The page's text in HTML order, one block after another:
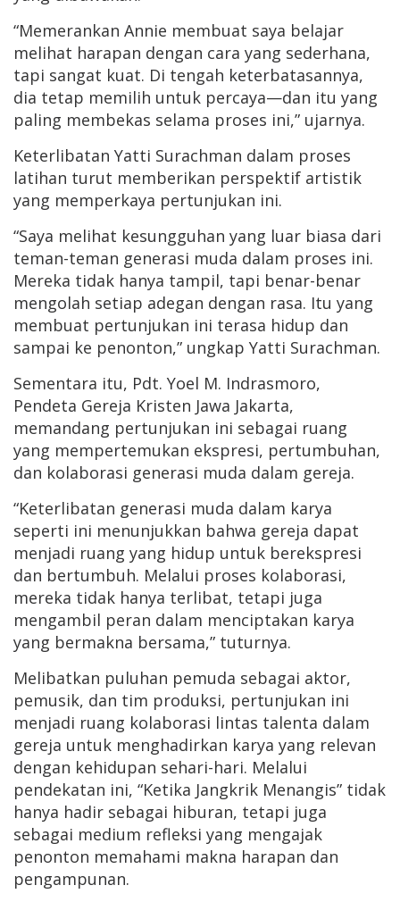
“Memerankan Annie membuat saya belajar
melihat harapan dengan cara yang sederhana,
tapi sangat kuat. Di tengah keterbatasannya,
dia tetap memilih untuk percaya—dan itu yang
paling membekas selama proses ini,” ujarnya.
Keterlibatan Yatti Surachman dalam proses
latihan turut memberikan perspektif artistik
yang memperkaya pertunjukan ini.
“Saya melihat kesungguhan yang luar biasa dari
teman-teman generasi muda dalam proses ini.
Mereka tidak hanya tampil, tapi benar-benar
mengolah setiap adegan dengan rasa. Itu yang
membuat pertunjukan ini terasa hidup dan
sampai ke penonton,” ungkap Yatti Surachman.
Sementara itu, Pdt. Yoel M. Indrasmoro,
Pendeta Gereja Kristen Jawa Jakarta,
memandang pertunjukan ini sebagai ruang
yang mempertemukan ekspresi, pertumbuhan,
dan kolaborasi generasi muda dalam gereja.
“Keterlibatan generasi muda dalam karya
seperti ini menunjukkan bahwa gereja dapat
menjadi ruang yang hidup untuk berekspresi
dan bertumbuh. Melalui proses kolaborasi,
mereka tidak hanya terlibat, tetapi juga
mengambil peran dalam menciptakan karya
yang bermakna bersama,” tuturnya.
Melibatkan puluhan pemuda sebagai aktor,
pemusik, dan tim produksi, pertunjukan ini
menjadi ruang kolaborasi lintas talenta dalam
gereja untuk menghadirkan karya yang relevan
dengan kehidupan sehari-hari. Melalui
pendekatan ini, “Ketika Jangkrik Menangis” tidak
hanya hadir sebagai hiburan, tetapi juga
sebagai medium refleksi yang mengajak
penonton memahami makna harapan dan
pengampunan.